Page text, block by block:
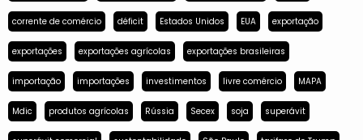
corrente de comércio déficit Estados Unidos EUA exportação
exportações exportações agrícolas exportações brasileiras
importação importações investimentos livre comércio MAPA
Mdic produtos agrícolas Rússia Secex soja superávit